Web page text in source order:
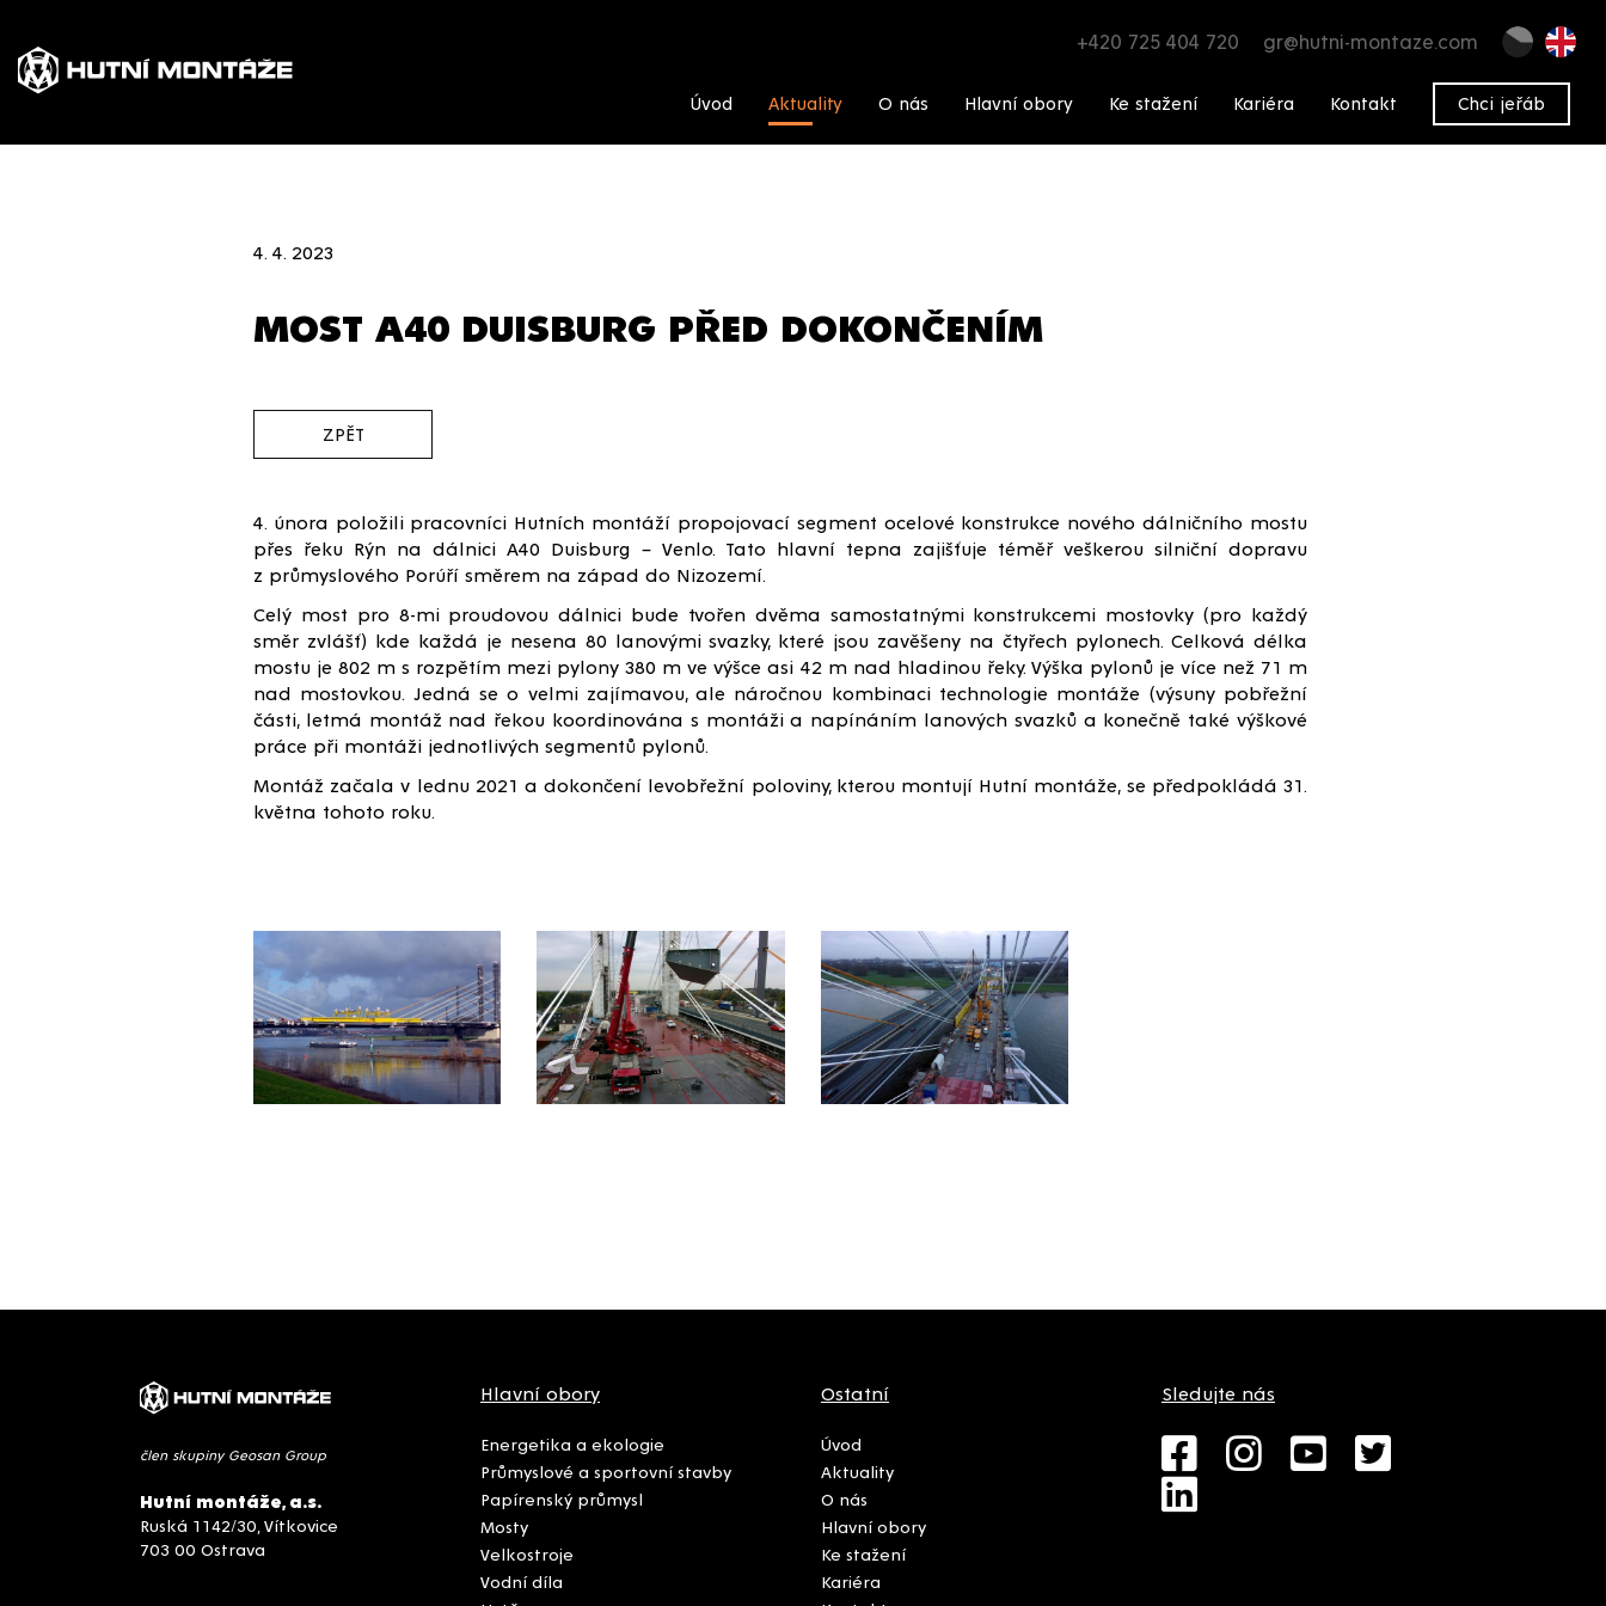
+420 725 404 720 gr@hutni-montaze.com
Úvod Aktuality O nás Hlavní obory Ke stažení Kariéra Kontakt Chci jeřáb
4. 4. 2023
MOST A40 DUISBURG PŘED DOKONČENÍM
ZPĚT
4. února položili pracovníci Hutních montáží propojovací segment ocelové konstrukce nového dálničního mostu
přes řeku Rýn na dálnici A40 Duisburg – Venlo. Tato hlavní tepna zajišťuje téměř veškerou silniční dopravu
z průmyslového Porúří směrem na západ do Nizozemí.
Celý most pro 8-mi proudovou dálnici bude tvořen dvěma samostatnými konstrukcemi mostovky (pro každý
směr zvlášť) kde každá je nesena 80 lanovými svazky, které jsou zavěšeny na čtyřech pylonech. Celková délka
mostu je 802 m s rozpětím mezi pylony 380 m ve výšce asi 42 m nad hladinou řeky. Výška pylonů je více než 71 m
nad mostovkou. Jedná se o velmi zajímavou, ale náročnou kombinaci technologie montáže (výsuny pobřežní
části, letmá montáž nad řekou koordinována s montáži a napínáním lanových svazků a konečně také výškové
práce při montáži jednotlivých segmentů pylonů.
Montáž začala v lednu 2021 a dokončení levobřežní poloviny, kterou montují Hutní montáže, se předpokládá 31.
května tohoto roku.
člen skupiny Geosan Group
Hutní montáže, a.s.
Ruská 1142/30, Vítkovice
703 00 Ostrava
Hlavní obory
Energetika a ekologie
Průmyslové a sportovní stavby
Papírenský průmysl
Mosty
Velkostroje
Vodní díla
Ostatní
Úvod
Aktuality
O nás
Hlavní obory
Ke stažení
Kariéra
Sledujte nás